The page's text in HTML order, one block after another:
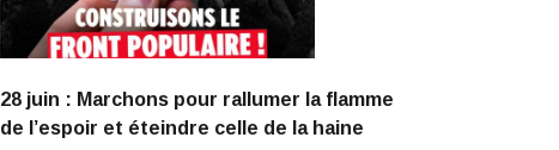
28 juin : Marchons pour rallumer la flamme
de l’espoir et éteindre celle de la haine